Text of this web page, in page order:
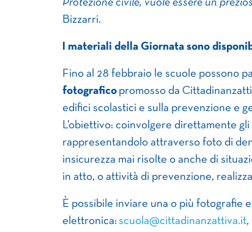
Protezione civile, vuole essere un
Bizzarri.
I materiali della Giornata sono
Fino al 28 febbraio le scuole possono
fotografico promosso da
edifici scolastici e sulla prevenzione e
L’obiettivo: coinvolgere direttamente
rappresentandolo attraverso foto di
insicurezza mai risolte o anche di
in atto, o attività di prevenzione,
È possibile inviare una o più fotografie
elettronica: scuola@cittadinanzattiva.it,